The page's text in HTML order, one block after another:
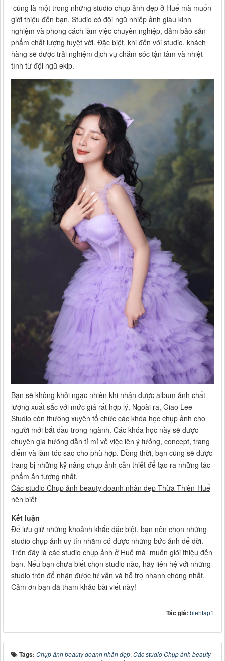
cũng là một trong những studio chụp ảnh đẹp ở Huế mà muốn
giới thiệu đến bạn. Studio có đội ngũ nhiếp ảnh giàu kinh
nghiệm và phong cách làm việc chuyên nghiệp, đảm bảo sản
phẩm chất lượng tuyệt vời. Đặc biệt, khi đến với studio, khách
hàng sẽ được trải nghiệm dịch vụ chăm sóc tận tâm và nhiệt
tình từ đội ngũ ekip.
Bạn sẽ không khỏi ngạc nhiên khi nhận được album ảnh chất
lượng xuất sắc với mức giá rất hợp lý. Ngoài ra, Giao Lee
Studio còn thường xuyên tổ chức các khóa học chụp ảnh cho
người mới bắt đầu trong ngành. Các khóa học này sẽ được
chuyên gia hướng dẫn tỉ mỉ về việc lên ý tưởng, concept, trang
điểm và làm tóc sao cho phù hợp. Đồng thời, bạn cũng sẽ được
trang bị những kỹ năng chụp ảnh cần thiết để tạo ra những tác
phẩm ấn tượng nhất.
Các studio Chụp ảnh beauty doanh nhân đẹp Thừa Thiên-Huế
nên biết
Kết luận
Để lưu giữ những khoảnh khắc đặc biệt, bạn nên chọn những
studio chụp ảnh uy tín nhằm có được những bức ảnh để đời.
Trên đây là các studio chụp ảnh ở Huế mà muốn giới thiệu đến
bạn. Nếu bạn chưa biết chọn studio nào, hãy liên hệ với những
studio trên để nhận được tư vấn và hỗ trợ nhanh chóng nhất.
Cảm ơn bạn đã tham khảo bài viết này!
Tác giả: bientap1
Tags: Chụp ảnh beauty doanh nhân đẹp, Các studio Chụp ảnh beauty